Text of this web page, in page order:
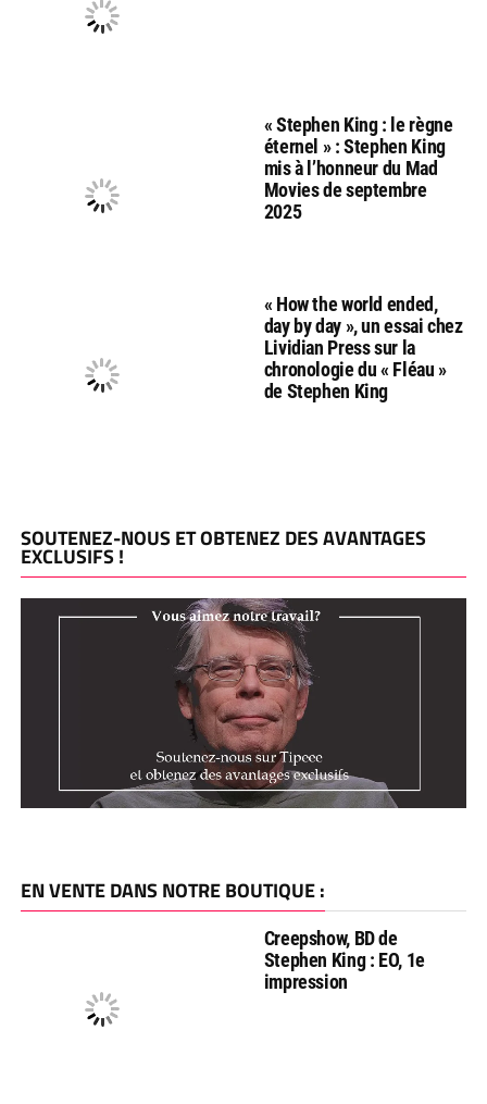
« Stephen King : le règne
éternel » : Stephen King
mis à l’honneur du Mad
Movies de septembre
2025
« How the world ended,
day by day », un essai chez
Lividian Press sur la
chronologie du « Fléau »
de Stephen King
SOUTENEZ-NOUS ET OBTENEZ DES AVANTAGES
EXCLUSIFS !
EN VENTE DANS NOTRE BOUTIQUE :
Creepshow, BD de
Stephen King : EO, 1e
impression